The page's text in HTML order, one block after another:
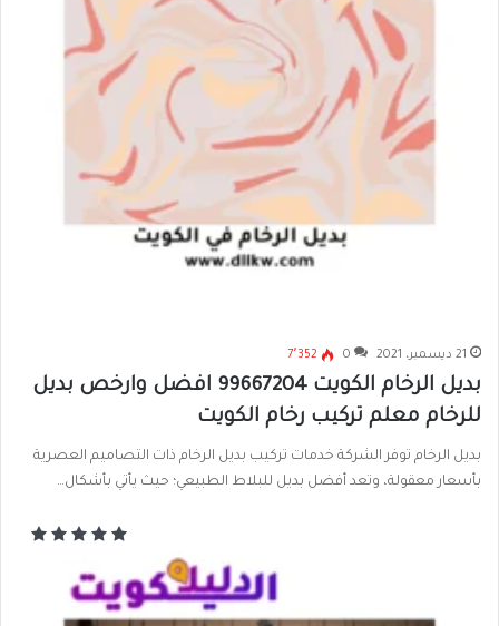
21 ديسمبر، 2021 0 7٬352
بديل الرخام الكويت 99667204 افضل وارخص بديل
للرخام معلم تركيب رخام الكويت
بديل الرخام توفر الشركة خدمات تركيب بديل الرخام ذات التصاميم العصرية
بأسعار معقولة، وتعد أفضل بديل للبلاط الطبيعي؛ حيث يأتي بأشكال…